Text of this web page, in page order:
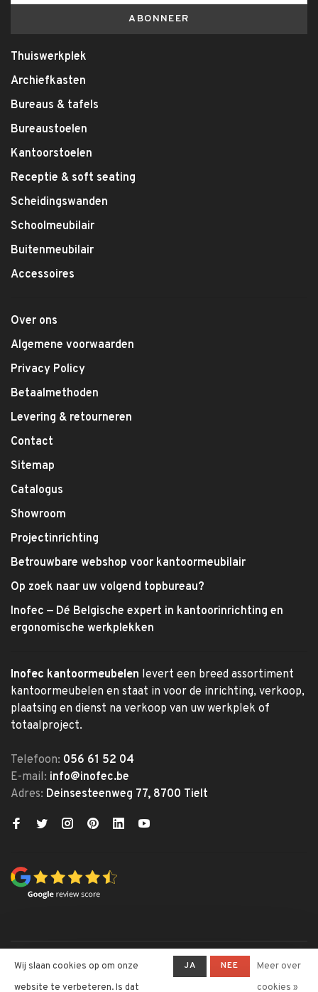
ABONNEER
Thuiswerkplek
Archiefkasten
Bureaus & tafels
Bureaustoelen
Kantoorstoelen
Receptie & soft seating
Scheidingswanden
Schoolmeubilair
Buitenmeubilair
Accessoires
Over ons
Algemene voorwaarden
Privacy Policy
Betaalmethoden
Levering & retourneren
Contact
Sitemap
Catalogus
Showroom
Projectinrichting
Betrouwbare webshop voor kantoormeubilair
Op zoek naar uw volgend topbureau?
Inofec — Dé Belgische expert in kantoorinrichting en
ergonomische werkplekken
Inofec kantoormeubelen levert een breed assortiment
kantoormeubelen en staat in voor de inrichting, verkoop,
plaatsing en dienst na verkoop van uw werkplek of
totaalproject.
Telefoon: 056 61 52 04
E-mail: info@inofec.be
Adres: Deinsesteenweg 77, 8700 Tielt
© Copyright 2026 Inofec
-Inofec Kantoormeubelen krijgt
Wij slaan cookies op om onze
website te verbeteren. Is dat
JA NEE
Meer over
cookies »